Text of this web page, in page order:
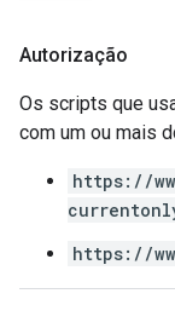
Autorização
Os scripts que
com um ou mais
https://
https://